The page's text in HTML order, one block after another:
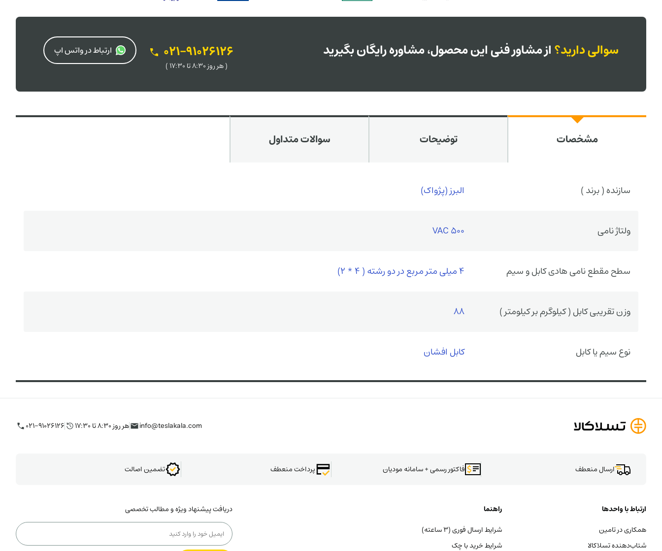
سوالی دارید؟از مشاور فنی این محصول، مشاوره رایگان بگیرید 021-91026126
( هر روز 8:30 تا 17:30 )
ارتباط در واتس اپ
مشخصات توضیحات سوالات متداول
سازنده ( برند ) البرز (پژواک)
ولتاژ نامی 500 VAC
سطح مقطع نامی هادی کابل و سیم 4 میلی متر مربع در دو رشته ( 4 * 2)
وزن تقریبی کابل ( کیلوگرم بر کیلومتر ) 88
نوع سیم یا کابل کابل افشان
۰۲۱-۹۱۰۲۶۱۲۶ هر روز ۸:۳۰ تا ۱۷:۳۰ info@teslakala.com
ارسال منعطف فاکتور رسمی + سامانه مودیان پرداخت منعطف تضمین اصالت
ارتباط با واحدها
همکاری در تامین
شتاب‌دهنده تسلاکالا
راهنما
شرایط ارسال فوری (۳ ساعته)
شرایط خرید با چک
دریافت پیشنهاد ویژه و مطالب تخصصی